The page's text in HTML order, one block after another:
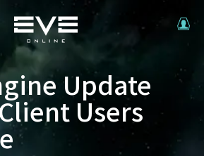
Update
Users